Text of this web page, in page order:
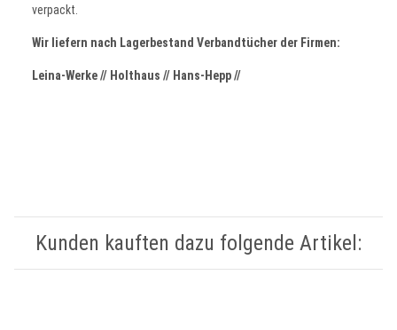
verpackt.
Wir liefern nach Lagerbestand Verbandtücher der Firmen:
Leina-Werke // Holthaus // Hans-Hepp //
Kunden kauften dazu folgende Artikel: